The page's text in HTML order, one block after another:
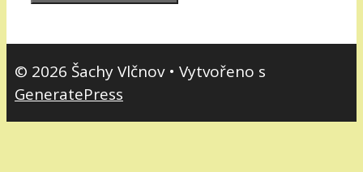
© 2026 Šachy Vlčnov• Vytvořeno s
GeneratePress